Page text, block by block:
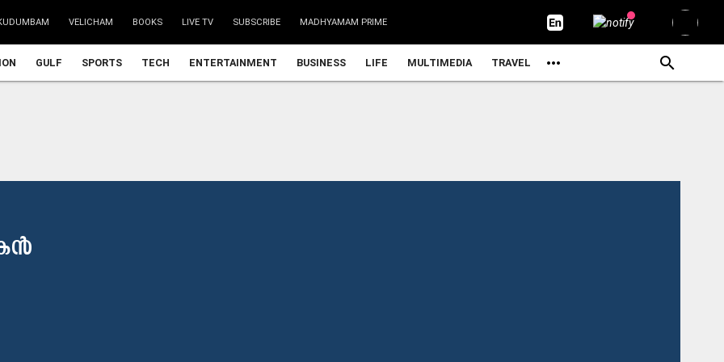
VELICHAM BOOKS LIVE TV SUBSCRIBE MADHYAMAM PRIME
GULF SPORTS TECH ENTERTAINMENT BUSINESS LIFE MULTIMEDIA TRAVEL